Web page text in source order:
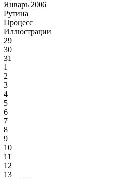
Январь 2006
Рутина
Процесс
Иллюстрации
29
30
31
1
2
3
4
5
6
7
8
9
10
11
12
13